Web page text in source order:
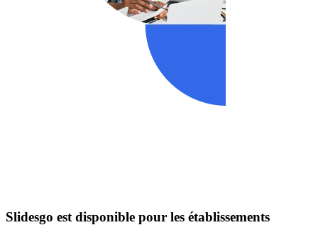
Slidesgo est disponible pour les établissements